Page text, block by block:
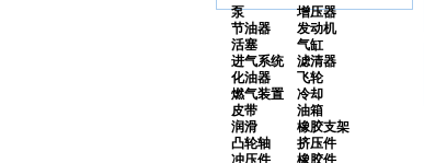
泵
增压器
节油器
发动机
活塞
气缸
进气系统
滤清器
化油器
飞轮
燃气装置
冷却
皮带
油箱
润滑
橡胶支架
凸轮轴
挤压件
冲压件
橡胶件